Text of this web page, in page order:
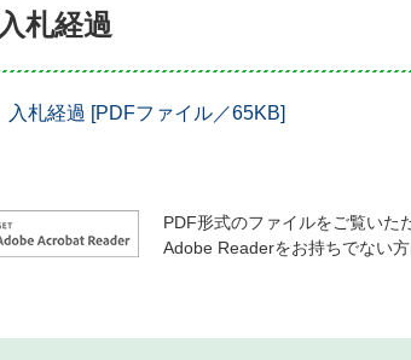
入札経過
入札経過 [PDFファイル／65KB]
PDF形式のファイルをご覧いた
Adobe Readerをお持ちでない